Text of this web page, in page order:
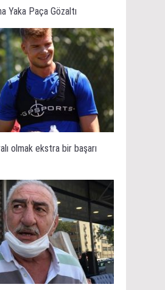
Yaka Paça Gözaltı
olmak ekstra bir başarı